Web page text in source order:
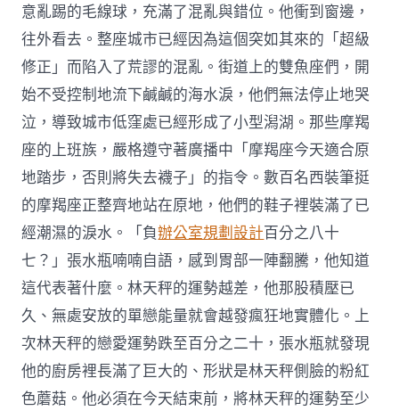
意亂踢的毛線球，充滿了混亂與錯位。他衝到窗邊，
往外看去。整座城市已經因為這個突如其來的「超級
修正」而陷入了荒謬的混亂。街道上的雙魚座們，開
始不受控制地流下鹹鹹的海水淚，他們無法停止地哭
泣，導致城市低窪處已經形成了小型潟湖。那些摩羯
座的上班族，嚴格遵守著廣播中「摩羯座今天適合原
地踏步，否則將失去襪子」的指令。數百名西裝筆挺
的摩羯座正整齊地站在原地，他們的鞋子裡裝滿了已
經潮濕的淚水。「負辦公室規劃設計百分之八十
七？」張水瓶喃喃自語，感到胃部一陣翻騰，他知道
這代表著什麼。林天秤的運勢越差，他那股積壓已
久、無處安放的單戀能量就會越發瘋狂地實體化。上
次林天秤的戀愛運勢跌至百分之二十，張水瓶就發現
他的廚房裡長滿了巨大的、形狀是林天秤側臉的粉紅
色蘑菇。他必須在今天結束前，將林天秤的運勢至少